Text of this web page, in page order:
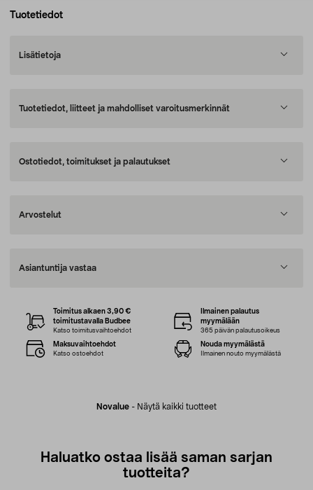
Tuotetiedot
Lisätietoja
Tuotetiedot, liitteet ja mahdolliset varoitusmerkinnät
Ostotiedot, toimitukset ja palautukset
Arvostelut
Asiantuntija vastaa
Novalue - Näytä kaikki tuotteet
Toimitus alkaen 3,90 €
toimitustavalla Budbee
Katso toimitusvaihtoehdot
Ilmainen palautus
myymälään
365 päivän palautusoikeus
Maksuvaihtoehdot
Katso ostoehdot
Nouda myymälästä
Ilmainen nouto myymälästä
Haluatko ostaa lisää saman sarjan
tuotteita?